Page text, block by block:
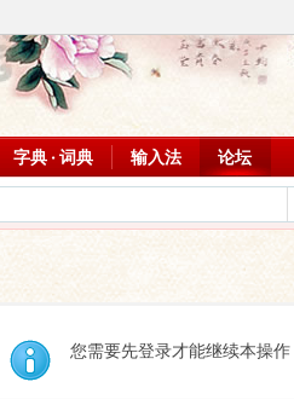
字典 · 词典 输入法 论坛
您需要先登录才能继续本操作